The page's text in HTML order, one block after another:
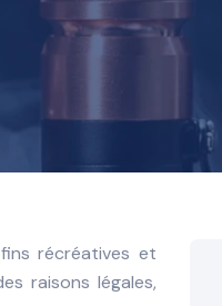
récréatives et
raisons légales,